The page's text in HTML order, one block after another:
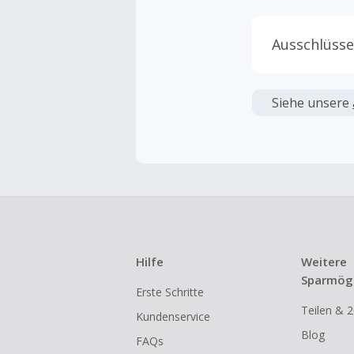
Ausschlüsse
verwendet
Händlern
gestartet
Siehe unsere
Hilfe
Erste Schritte
Kundenservice
FAQs
Weitere
Teilen &
Blog